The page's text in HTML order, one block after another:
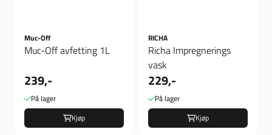
Muc-Off
Muc-Off avfetting 1L
239,-
På lager
Kjøp
RICHA
Richa Impregnerings
vask
229,-
På lager
Kjøp